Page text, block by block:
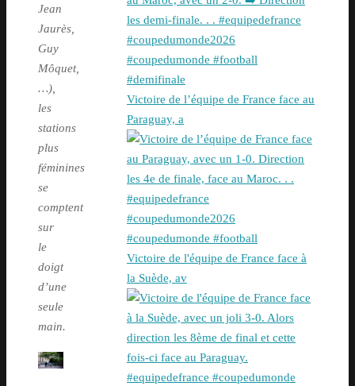
Jean
Jaurès,
Guy
Môquet,
…),
les
stations
plus
féminines
se
comptent
sur
le
doigt
d’une
seule
main.
Victoire de l’équipe de France face au
Paraguay, a
Victoire de l'équipe de France face à
la Suède, av